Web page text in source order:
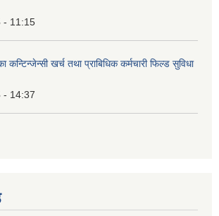
- 11:15
कन्टिन्जेन्सी खर्च तथा प्राबिधिक कर्मचारी फिल्ड सुविधा
- 14:37